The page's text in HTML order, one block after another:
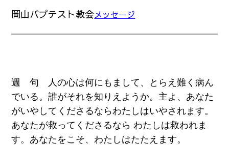
岡山バプテスト教会メッセージ
週 句 人の心は何にもまして、とらえ難く病ん
でいる。誰がそれを知りえようか。主よ、あなた
がいやしてくださるならわたしはいやされます。
あなたが救ってくださるなら わたしは救われま
す。あなたをこそ、わたしはたたえます。